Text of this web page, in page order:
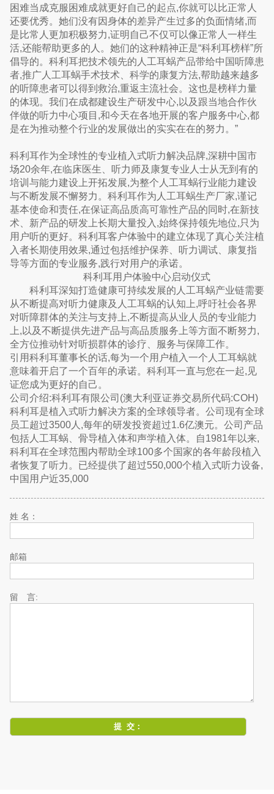
困难当成克服困难成就更好自己的起点,你就可以比正常人
还要优秀。她们没有因身体的差异产生过多的负面情绪,而
是比常人更加积极努力,证明自己不仅可以像正常人一样生
活,还能帮助更多的人。她们的这种精神正是“科利耳榜样”所
倡导的。科利耳把技术领先的人工耳蜗产品带给中国听障患
者,推广人工耳蜗手术技术、科学的康复方法,帮助越来越多
的听障患者可以得到救治,重返主流社会。这也是榜样力量
的体现。我们在成都建设生产研发中心,以及跟当地合作伙
伴做的听力中心项目,和今天在各地开展的客户服务中心,都
是在为推动整个行业的发展做出的实实在在的努力。”
科利耳作为全球性的专业植入式听力解决品牌,深耕中国市
场20余年,在临床医生、听力师及康复专业人士从无到有的
培训与能力建设上开拓发展,为整个人工耳蜗行业能力建设
与不断发展不懈努力。科利耳作为人工耳蜗生产厂家,谨记
基本使命和责任,在保证高品质高可靠性产品的同时,在新技
术、新产品的研发上长期大量投入,始终保持领先地位,只为
用户听的更好。科利耳客户体验中的建立体现了真心关注植
入者长期使用效果,通过包括维护保养、听力调试、康复指
导等方面的专业服务,践行对用户的承诺。
科利耳用户体验中心启动仪式
科利耳深知打造健康可持续发展的人工耳蜗产业链需要
从不断提高对听力健康及人工耳蜗的认知上,呼吁社会各界
对听障群体的关注与支持上,不断提高从业人员的专业能力
上,以及不断提供先进产品与高品质服务上等方面不断努力,
全方位推动针对听损群体的诊疗、服务与保障工作。
引用科利耳董事长的话,每为一个用户植入一个人工耳蜗就
意味着开启了一个百年的承诺。科利耳一直与您在一起,见
证您成为更好的自己。
公司介绍:科利耳有限公司(澳大利亚证券交易所代码:COH)
科利耳是植入式听力解决方案的全球领导者。公司现有全球
员工超过3500人,每年的研发投资超过1.6亿澳元。公司产品
包括人工耳蜗、骨导植入体和声学植入体。自1981年以来,
科利耳在全球范围内帮助全球100多个国家的各年龄段植入
者恢复了听力。已经提供了超过550,000个植入式听力设备,
中国用户近35,000
姓 名：
邮箱
留 言: